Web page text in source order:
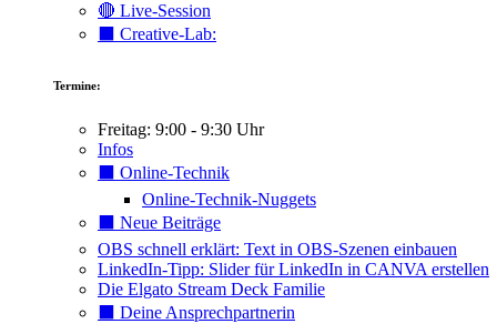
🔴 Live-Session
⬛️ Creative-Lab:
Termine:
Freitag: 9:00 - 9:30 Uhr
Infos
⬛️ Online-Technik
Online-Technik-Nuggets
⬛️ Neue Beiträge
OBS schnell erklärt: Text in OBS-Szenen einbauen
LinkedIn-Tipp: Slider für LinkedIn in CANVA erstellen
Die Elgato Stream Deck Familie
⬛️ Deine Ansprechpartnerin